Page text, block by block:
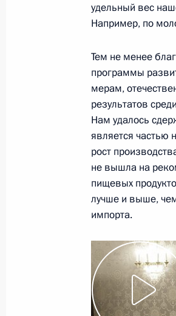
Телефонный
4 декабря 2009
Дмитрий
кончиной
4 декабря 2009
Совместные
с завершением
и ограничении
4 декабря 2009
удельный вес
Например, по
Тем не менее
программы
мерам,
результатов
Нам удалось
является частью
рост
не вышла на
пищевых
лучше и выше,
импорта.